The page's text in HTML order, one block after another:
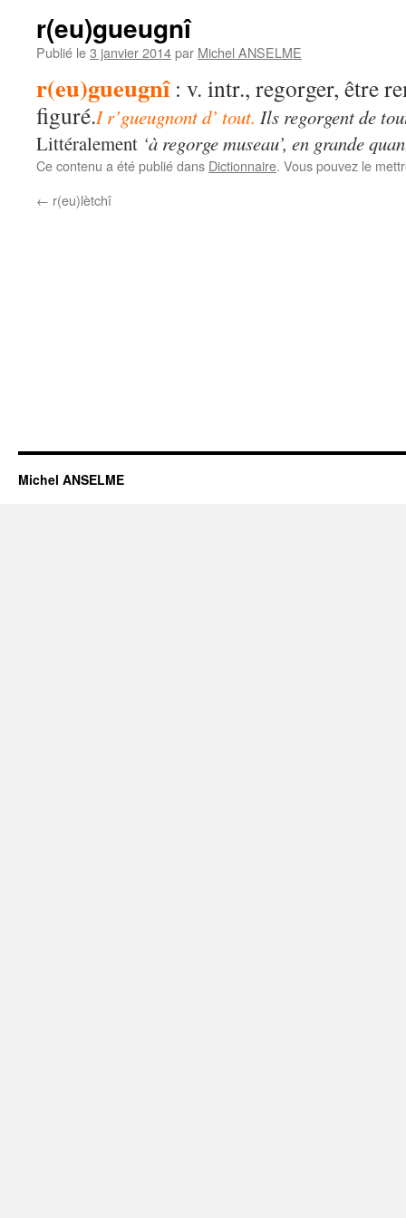
r(eu)gueugnî
Publié le3 janvier 2014par Michel ANSELME
r(eu)gueugnî: v. intr., regorger, être
figuré.I r’gueugnont d’ tout. Ils regorgent de
Littéralement ‘à regorge museau’, en grande
Ce contenu a été publié dans Dictionnaire. Vous pouvez le
← r(eu)lètchî
Michel ANSELME